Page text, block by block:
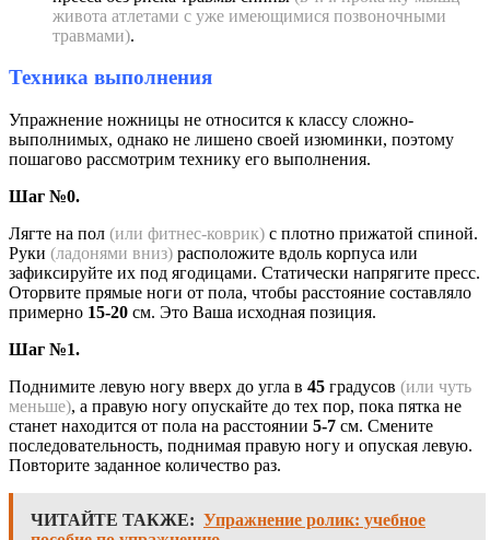
живота атлетами с уже имеющимися позвоночными
травмами).
Техника выполнения
Упражнение ножницы не относится к классу сложно-
выполнимых, однако не лишено своей изюминки, поэтому
пошагово рассмотрим технику его выполнения.
Шаг №0.
Лягте на пол (или фитнес-коврик) с плотно прижатой спиной.
Руки (ладонями вниз) расположите вдоль корпуса или
зафиксируйте их под ягодицами. Статически напрягите пресс.
Оторвите прямые ноги от пола, чтобы расстояние составляло
примерно 15-20 см. Это Ваша исходная позиция.
Шаг №1.
Поднимите левую ногу вверх до угла в 45 градусов (или чуть
меньше), а правую ногу опускайте до тех пор, пока пятка не
станет находится от пола на расстоянии 5-7 см. Смените
последовательность, поднимая правую ногу и опуская левую.
Повторите заданное количество раз.
ЧИТАЙТЕ ТАКЖЕ: Упражнение ролик: учебное